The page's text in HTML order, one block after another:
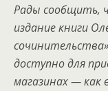
Рады сообщить,
издание книги
доступно для
магазинах — как